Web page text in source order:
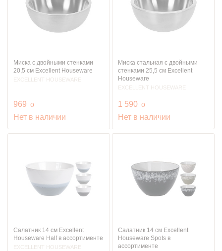
Миска с двойными стенками
20,5 см Excellent Houseware
EXCELLENT HOUSEWARE
969 руб.
o
Нет в наличии
Миска стальная с двойными
стенками 25,5 см Excellent
Houseware
EXCELLENT HOUSEWARE
1 590 руб.
o
Нет в наличии
Салатник 14 см Excellent
Houseware Half в ассортименте
EXCELLENT HOUSEWARE
Салатник 14 см Excellent
Houseware Spots в
ассортименте